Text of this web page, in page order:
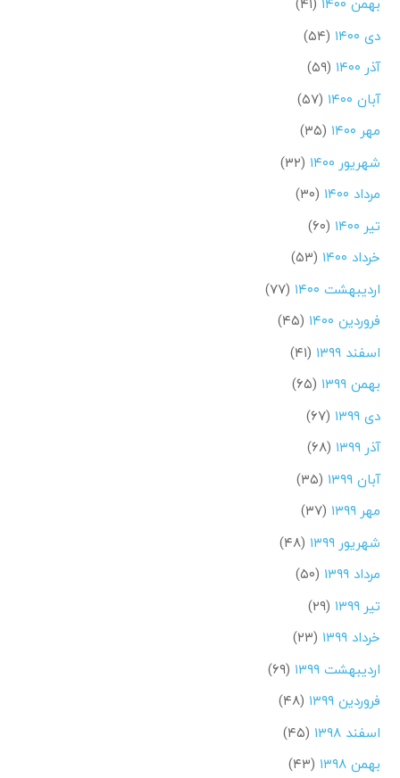
دی ۱۴۰۰
(۵۴)
آذر ۱۴۰۰
(۵۹)
آبان ۱۴۰۰
(۵۷)
مهر ۱۴۰۰
(۳۵)
شهریور ۱۴۰۰
(۳۲)
مرداد ۱۴۰۰
(۳۰)
تیر ۱۴۰۰
(۶۰)
خرداد ۱۴۰۰
(۵۳)
اردیبهشت ۱۴۰۰
(۷۷)
فروردین ۱۴۰۰
(۴۵)
اسفند ۱۳۹۹
(۴۱)
بهمن ۱۳۹۹
(۶۵)
دی ۱۳۹۹
(۶۷)
آذر ۱۳۹۹
(۶۸)
آبان ۱۳۹۹
(۳۵)
مهر ۱۳۹۹
(۳۷)
شهریور ۱۳۹۹
(۴۸)
مرداد ۱۳۹۹
(۵۰)
تیر ۱۳۹۹
(۲۹)
خرداد ۱۳۹۹
(۲۳)
اردیبهشت ۱۳۹۹
(۶۹)
فروردین ۱۳۹۹
(۴۸)
اسفند ۱۳۹۸
(۴۵)
بهمن ۱۳۹۸
(۴۳)